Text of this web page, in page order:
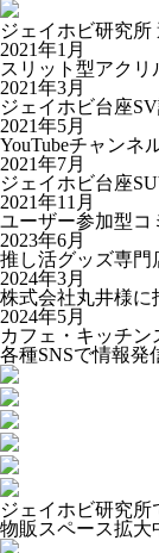
ジェイホビ研究所
2021年1月
スリット型アクリ
2021年3月
ジェイホビ台座
2021年5月
YouTubeチャンネ
2021年7月
ジェイホビ台座
2021年11月
ユーザー参加型コ
2023年6月
推し活グッズ専門
2024年3月
株式会社丸井様に
2024年5月
カフェ・キッチ
各種SNSで情報発
ジェイホビ研究所
物販スペース拡大